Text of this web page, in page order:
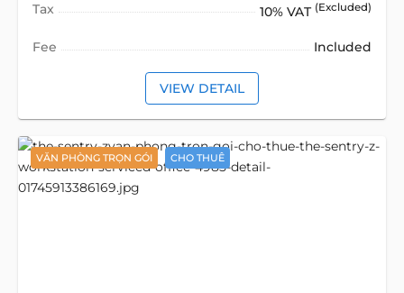
Tax 10% VAT (Excluded)
Fee Included
VIEW DETAIL
VĂN PHÒNG TRỌN GÓI CHO THUÊ